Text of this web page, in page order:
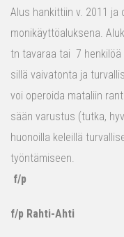
Alus hankittiin v. 2011 ja
monikäyttöaluksena.
tn tavaraa tai 7
sillä vaivatonta ja
voi operoida mataliin
sään varustus (tutka,
huonoilla keleillä
työntämiseen.
f/p
f/p Rahti-Ahti